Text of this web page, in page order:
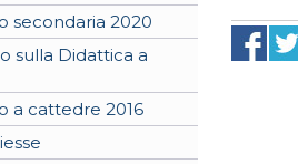
secondaria 2020
sulla Didattica a
a cattedre 2016